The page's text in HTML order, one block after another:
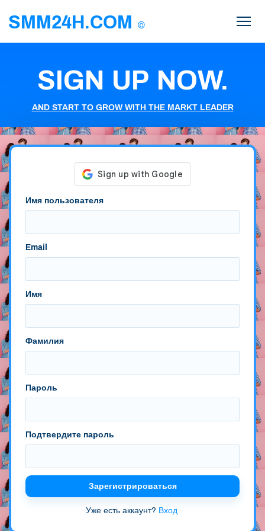
SMM24H.COM ©
SIGN UP NOW.
AND START TO GROW WITH THE MARKT LEADER
Имя пользователя
Email
Имя
Фамилия
Пароль
Подтвердите пароль
Зарегистрироваться
Уже есть аккаунт? Вход